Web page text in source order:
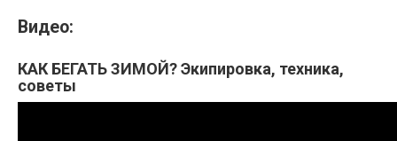
Видео:
КАК БЕГАТЬ ЗИМОЙ? Экипировка, техника,
советы